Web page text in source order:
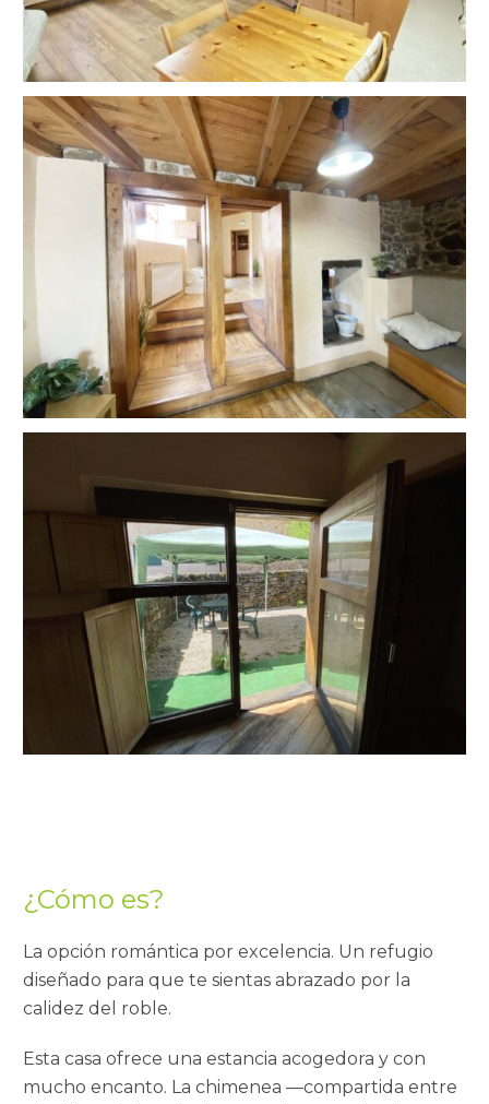
¿Cómo es?
La opción romántica por excelencia. Un refugio
diseñado para que te sientas abrazado por la
calidez del roble.
Esta casa ofrece una estancia acogedora y con
mucho encanto. La chimenea —compartida entre